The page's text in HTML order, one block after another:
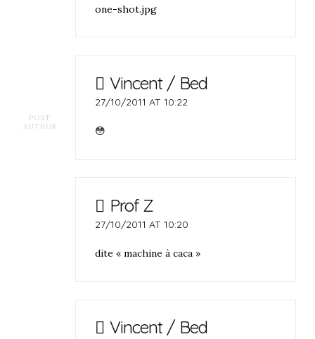
one-shot.jpg
POST
AUTHOR
Vincent / Bed
27/10/2011 AT 10:22
😳
Prof Z
27/10/2011 AT 10:20
dite « machine à caca »
Vincent / Bed